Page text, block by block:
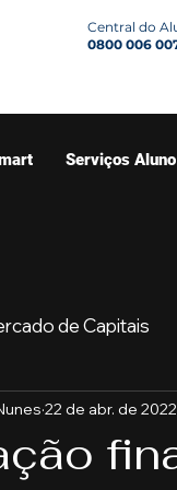
Central do
0800 006
Serviços Aluno
de Capitais
Sua
22 de abr. de 2022